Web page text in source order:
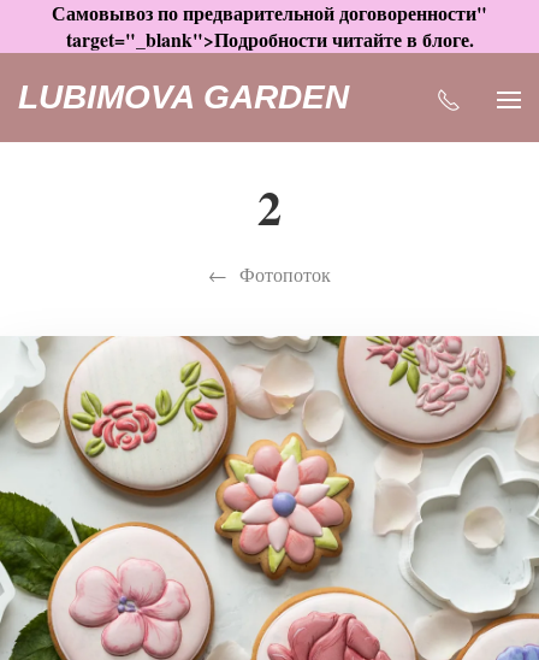
Самовывоз по предварительной договоренности"
target="_blank">Подробности читайте в блоге.
LUBIMOVA GARDEN
2
Фотопоток